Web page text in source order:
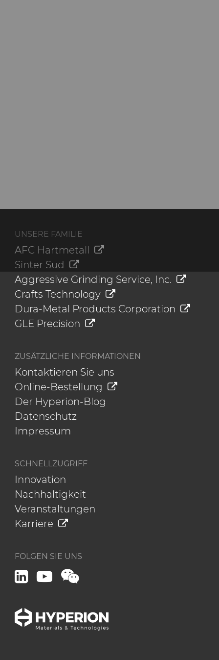
UNSERE FAMILIE
AFC Hartmetall
Sinter Sud
Aggressive Grinding Service, Inc.
Crafts Technology
Dura-Metal Products Corporation
GLE Precision
ZUSÄTZLICHE INFORMATIONEN
Kontaktieren Sie uns
Online-Bestellung
Der Hyperion-Blog
Datenschutz
Impressum
SCHNELLZUGRIFF
Innovation
Nachhaltigkeit
Veranstaltungen
Karriere
FOLGEN SIE UNS
Hyperion
LinkedIn
Hyperion
YouTube